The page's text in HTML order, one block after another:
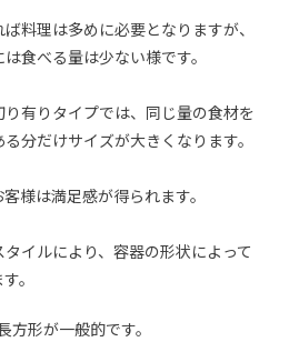
料理は多めに必要となりますが、
食べる量は少ない様です。
有りタイプでは、同じ量の食材を
分だけサイズが大きくなります。
様は満足感が得られます。
イルにより、容器の形状によって
。
形が一般的です。